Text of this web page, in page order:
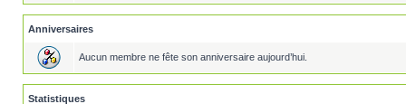
Anniversaires
Aucun membre ne fête son anniversaire aujourd’hui.
Statistiques